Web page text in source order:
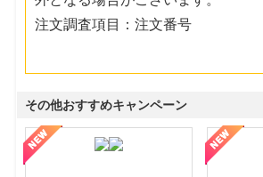
注文調査項目：注文番号
その他おすすめキャンペーン